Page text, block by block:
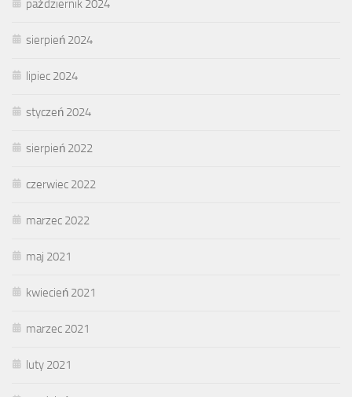
październik 2024
sierpień 2024
lipiec 2024
styczeń 2024
sierpień 2022
czerwiec 2022
marzec 2022
maj 2021
kwiecień 2021
marzec 2021
luty 2021